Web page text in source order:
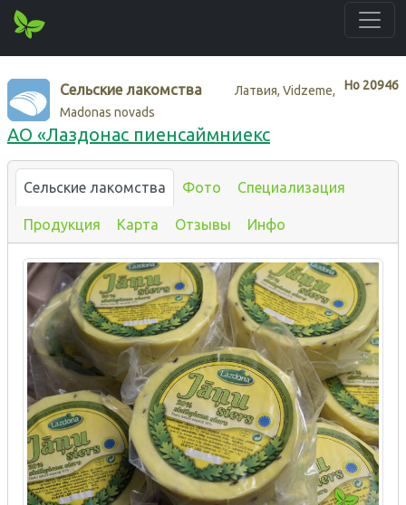
Нo 20946
Сельские лакомства
Латвия, Vidzeme,
Madonas novads
АО «Лаздонас пиенсаймниекс
Сельские лакомства Фото Специализация
Продукция Карта Отзывы Инфо